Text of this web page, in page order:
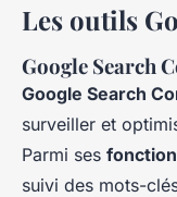
Les outils
Google Search
Google Search
surveiller et
Parmi ses
suivi des mots-